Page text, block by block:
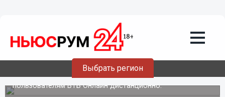
Выбрать регион
03.11.202217:26
Более 100 офисов ВТБ будут работать
4 ноября
Большинство операций будет также доступно
пользователям ВТБ Онлайн дистанционно.